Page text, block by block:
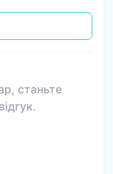
станьте